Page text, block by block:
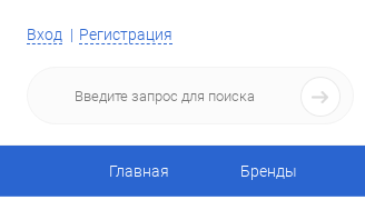
Вход Регистрация
Главная Бренды